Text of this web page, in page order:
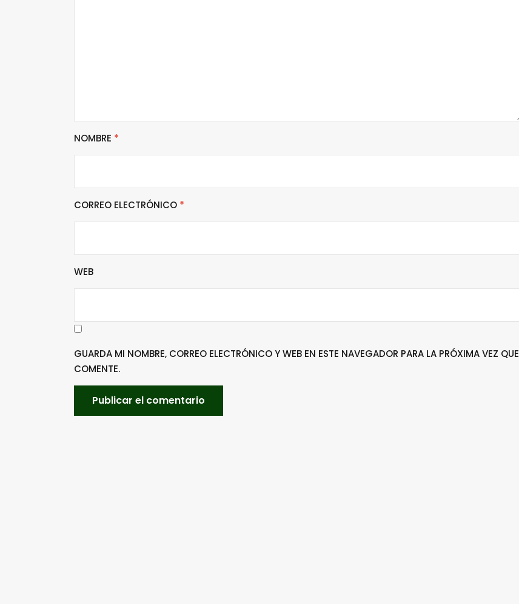
NOMBRE *
CORREO ELECTRÓNICO *
WEB
GUARDA MI NOMBRE, CORREO ELECTRÓNICO Y WEB EN ESTE NAVEGADOR PARA LA PRÓXIMA VEZ QUE
COMENTE.